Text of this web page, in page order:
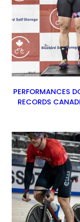
PERFORMANCES
RECORDS